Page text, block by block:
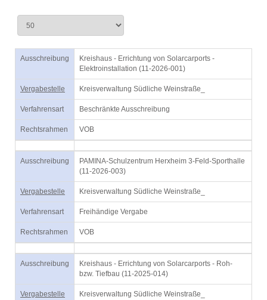
Ausschreibung
Kreishaus - Errichtung von Solarcarports -
Elektroinstallation (11-2026-001)
Vergabestelle Kreisverwaltung Südliche Weinstraße_
Verfahrensart Beschränkte Ausschreibung
Rechtsrahmen VOB
Ausschreibung
PAMINA-Schulzentrum Herxheim 3-Feld-Sporthalle
(11-2026-003)
Vergabestelle Kreisverwaltung Südliche Weinstraße_
Verfahrensart Freihändige Vergabe
Rechtsrahmen VOB
Ausschreibung
Kreishaus - Errichtung von Solarcarports - Roh-
bzw. Tiefbau (11-2025-014)
Vergabestelle Kreisverwaltung Südliche Weinstraße_